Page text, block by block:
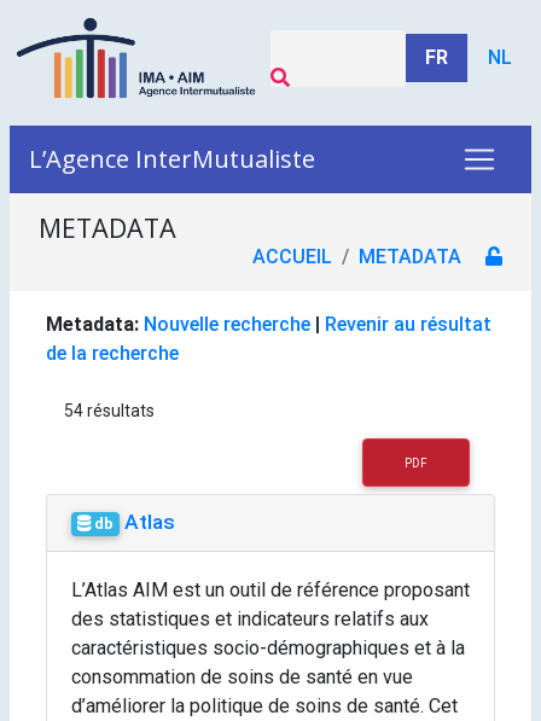
FR NL
L’Agence InterMutualiste
METADATA
ACCUEIL METADATA
Metadata: Nouvelle recherche | Revenir au résultat
de la recherche
54 résultats
PDF
db Atlas
L’Atlas AIM est un outil de référence proposant
des statistiques et indicateurs relatifs aux
caractéristiques socio-démographiques et à la
consommation de soins de santé en vue
d’améliorer la politique de soins de santé. Cet